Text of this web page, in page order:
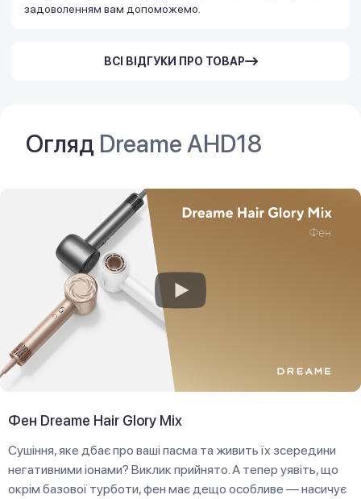
задоволенням вам допоможемо.
ВСІ ВІДГУКИ ПРО ТОВАР
Огляд Dreame AHD18
Фен Dreame Hair Glory Mix
Сушіння, яке дбає про ваші пасма та живить їх зсередини
негативними іонами? Виклик прийнято. А тепер уявіть, що
окрім базової турботи, фен має дещо особливе — насичує